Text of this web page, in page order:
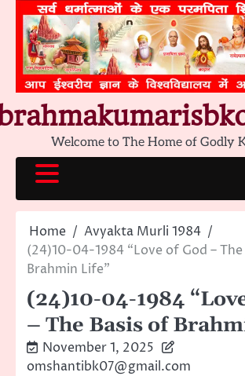
content
Welcome to The Home of Godly
Home
Avyakta Murli 1984
(24)10-04-1984 “Love of God –
Brahmin Life”
(24)10-04-1984
– The Basis of
November 1, 2025
omshantibk07@gmail.com